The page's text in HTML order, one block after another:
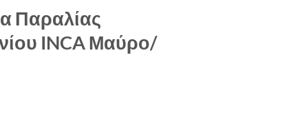
Παραλίας
INCA Μαύρο/